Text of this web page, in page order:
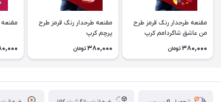
مقنعه طرحدار رنگ قرمز طرح
من عاشق شاگردامم کرپ
380,000 تومان
مقنعه طرحدار رنگ قرمز طرح
پرچم کرپ
380,000 تومان